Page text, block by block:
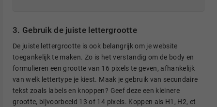
3. Gebruik de juiste lettergrootte
De juiste lettergrootte is ook belangrijk om je website
toegankelijk te maken. Zo is het verstandig om de body en
formulieren een grootte van 16 pixels te geven, afhankelijk
van welk lettertype je kiest. Maak je gebruik van secundaire
tekst zoals labels en knoppen? Geef deze een kleinere
grootte, bijvoorbeeld 13 of 14 pixels. Koppen als H1, H2, et